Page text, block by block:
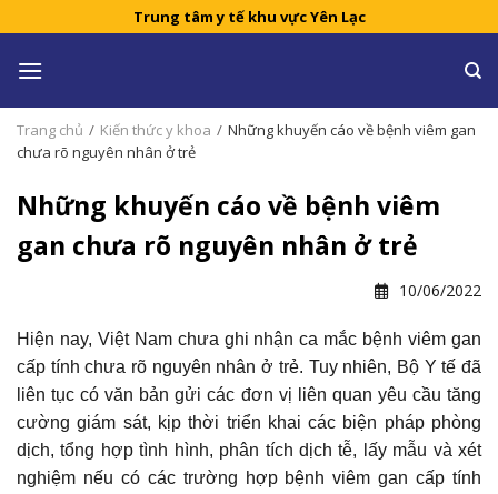
to
content
Trung tâm y tế khu vực Yên Lạc
Trang chủ / Kiến thức y khoa / Những khuyến cáo về bệnh viêm gan
chưa rõ nguyên nhân ở trẻ
Những khuyến cáo về bệnh viêm
gan chưa rõ nguyên nhân ở trẻ
10/06/2022
Hiện nay, Việt Nam chưa ghi nhận ca mắc bệnh viêm gan
cấp tính chưa rõ nguyên nhân ở trẻ. Tuy nhiên, Bộ Y tế đã
liên tục có văn bản gửi các đơn vị liên quan yêu cầu tăng
cường giám sát, kịp thời triển khai các biện pháp phòng
dịch, tổng hợp tình hình, phân tích dịch tễ, lấy mẫu và xét
nghiệm nếu có các trường hợp bệnh viêm gan cấp tính